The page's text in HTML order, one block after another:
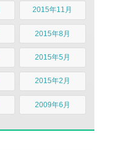
2015年11月
2015年8月
2015年5月
2015年2月
2009年6月